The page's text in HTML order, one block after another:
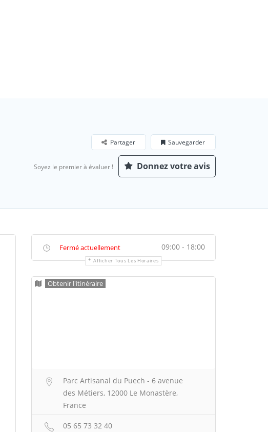
Sauvegarder
Partager
Soyez le premier à évaluer ! Donnez votre avis
Fermé actuellement 09:00 - 18:00
Afficher Tous Les Horaires
Obtenir l'itinéraire
Parc Artisanal du Puech - 6 avenue
des Métiers, 12000 Le Monastère,
France
05 65 73 32 40